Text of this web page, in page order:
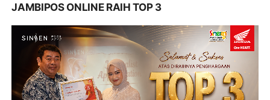
JAMBIPOS ONLINE RAIH TOP 3